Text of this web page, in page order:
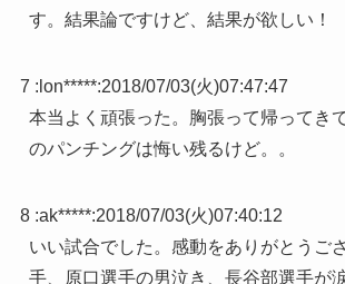
す。結果論ですけど、結果が欲しい！
7 : lon*****:2018/07/03(火)07:47:47
本当よく頑張った。胸張って帰ってき
のパンチングは悔い残るけど。。
8 :ak*****:2018/07/03(火)07:40:12
いい試合でした。感動をありがとうご
手、原口選手の男泣き、長谷部選手が